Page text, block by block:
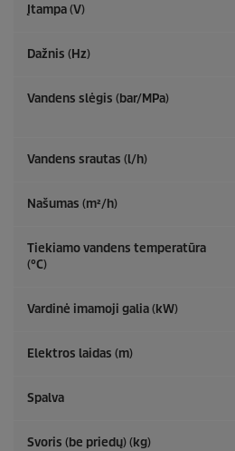
Įtampa (V)
Dažnis (Hz)
Vandens slėgis (bar/MPa)
Vandens srautas (l/h)
Našumas (m²/h)
Tiekiamo vandens temperatūra
(°C)
Vardinė imamoji galia (kW)
Elektros laidas (m)
Spalva
Svoris (be priedų) (kg)